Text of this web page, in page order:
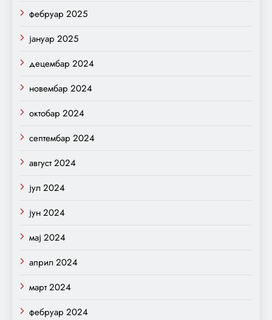
фебруар 2025
јануар 2025
децембар 2024
новембар 2024
октобар 2024
септембар 2024
август 2024
јул 2024
јун 2024
мај 2024
април 2024
март 2024
фебруар 2024